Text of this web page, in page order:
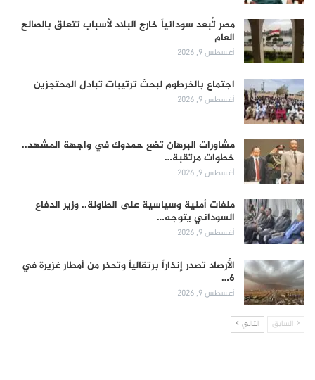
مصر تُبعد سودانياً خارج البلاد لأسباب تتعلق بالصالح
العام
أغسطس 9, 2026
اجتماع بالخرطوم لبحث ترتيبات تبادل المحتجزين
أغسطس 9, 2026
مشاورات البرهان تضع حمدوك في واجهة المشهد..
خطوات مرتقبة…
أغسطس 9, 2026
ملفات أمنية وسياسية على الطاولة.. وزير الدفاع
السوداني يتوجه…
أغسطس 9, 2026
الأرصاد تصدر إنذاراً برتقالياً وتحذر من أمطار غزيرة في
6…
أغسطس 9, 2026
السابق التالي